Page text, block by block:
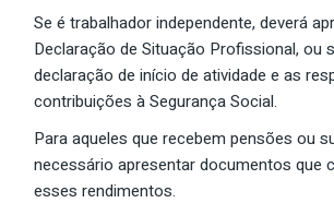
Se é trabalhador independente, deverá
Declaração de Situação Profissional, ou
declaração de início de atividade e as
contribuições à Segurança Social.
Para aqueles que recebem pensões ou
necessário apresentar documentos que
esses rendimentos.